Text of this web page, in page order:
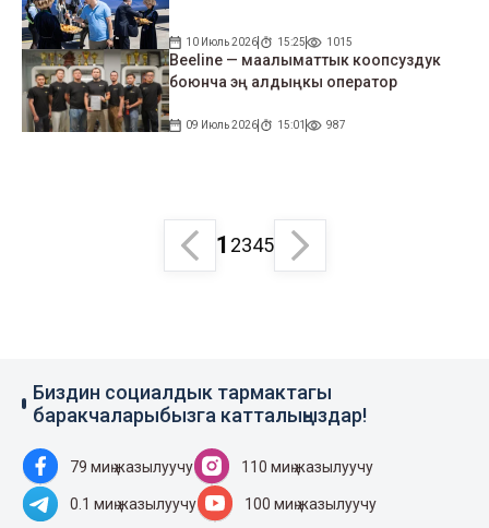
10 Июль 2026 15:25 1015
Beeline — маалыматтык коопсуздук
боюнча эң алдыңкы оператор
09 Июль 2026 15:01 987
1 2345
Биздин социалдык тармактагы
баракчаларыбызга катталыңыздар!
79 миң жазылуучу 110 миң жазылуучу
0.1 миң жазылуучу 100 миң жазылуучу